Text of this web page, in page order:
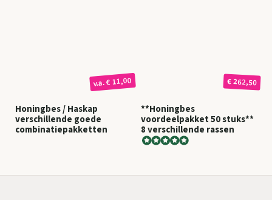
v.a.€ 11,00
Honingbes / Haskap
verschillende goede
combinatiepakketten
€ 262,50
**Honingbes
voordeelpakket 50 stuks**
8 verschillende rassen